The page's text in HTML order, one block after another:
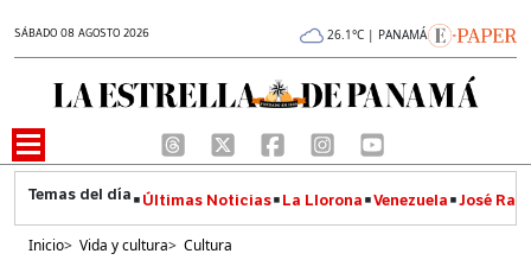
SÁBADO 08 AGOSTO 2026 26.1°C | PANAMÁ
Últimas Noticias La Llorona Venezuela José
Inicio> Vida y cultura> Cultura